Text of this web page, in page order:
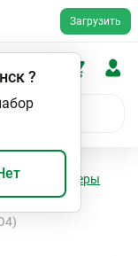
Загрузить
?
Маркеры
сферы